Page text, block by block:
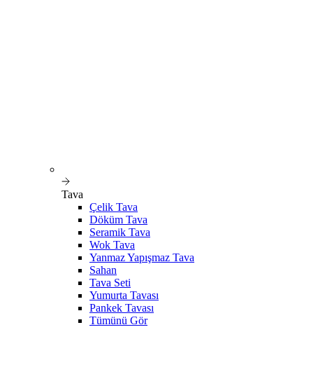
Tava
Çelik Tava
Döküm Tava
Seramik Tava
Wok Tava
Yanmaz Yapışmaz Tava
Sahan
Tava Seti
Yumurta Tavası
Pankek Tavası
Tümünü Gör